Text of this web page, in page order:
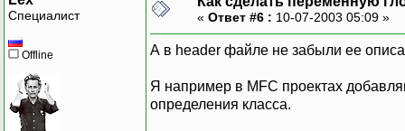
Специалист
Offline
« Ответ #6 : 10-07-2003 05:09 »
А в header файле не забыли ее
Я например в MFC проектах
определения класса.